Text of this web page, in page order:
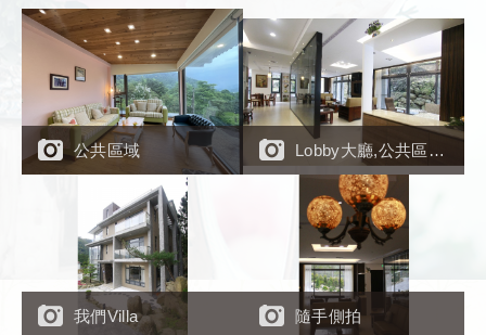
公共區域 Lobby大廳,公共區域,廚房
我們Villa 隨手側拍